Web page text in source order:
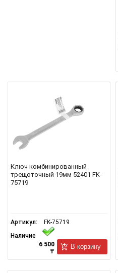
Ключ комбинированный
трещоточный 19мм 52401 FK-
75719
Артикул:
FK-75719
Наличие
6 500
₸
В корзину